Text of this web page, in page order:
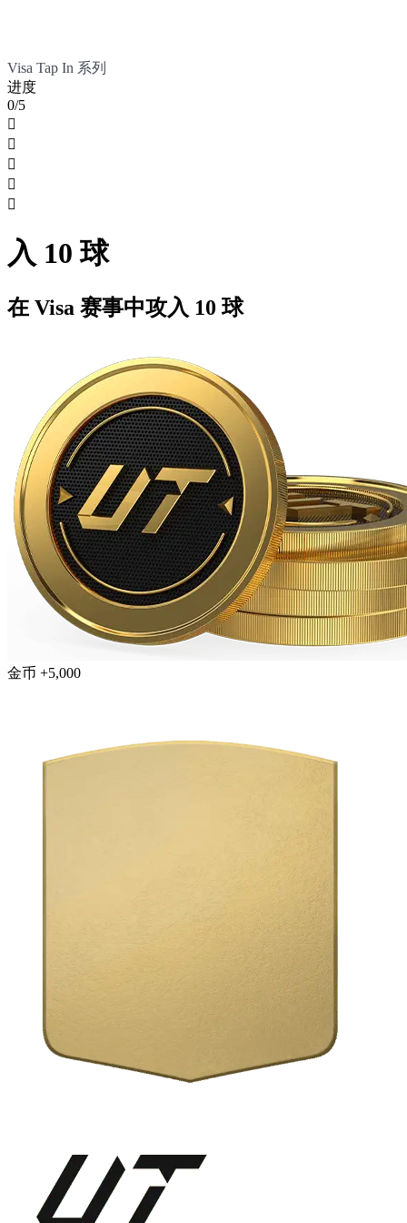
Visa Tap In 系列
进度
0/5





入 10 球
在 Visa 赛事中攻入 10 球
金币 +5,000